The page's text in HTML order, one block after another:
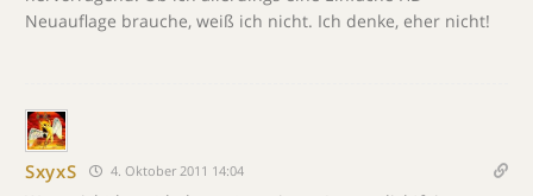
Neuauflage brauche, weiß ich nicht. Ich denke, eher nicht!
SxyxS 4. Oktober 2011 14:04